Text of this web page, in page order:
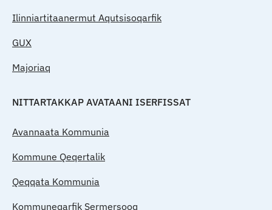
Ilinniartitaanermut Aqutsisoqarfik
GUX
Majoriaq
NITTARTAKKAP AVATAANI ISERFISSAT
Avannaata Kommunia
Kommune Qeqertalik
Qeqqata Kommunia
Kommuneqarfik Sermersooq